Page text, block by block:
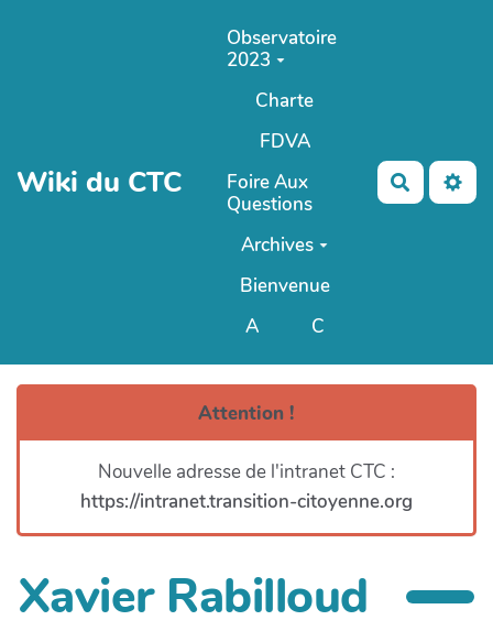
Aller au contenu principal
Wiki du CTC
Observatoire
2023
Charte
FDVA
Foire Aux
Questions
Archives
Bienvenue
A
C
ANCIEN Wiki du CTC
Attention !
Nouvelle adresse de l'intranet CTC :
https://intranet.transition-citoyenne.org
Xavier Rabilloud